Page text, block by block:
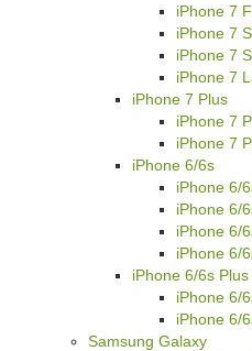
iPhone 7
iPhone 7
iPhone 7
iPhone 7
iPhone 7 Plus
iPhone 7
iPhone 7
iPhone 6/6s
iPhone 6/
iPhone 6/
iPhone 6/
iPhone 6/
iPhone 6/6s Plus
iPhone 6/
iPhone 6/
Samsung Galaxy